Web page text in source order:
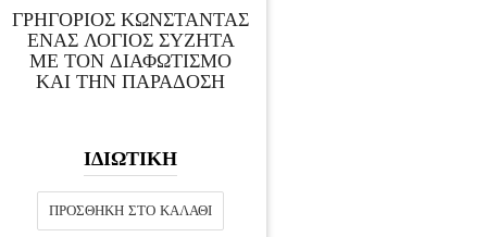
ΓΡΗΓΟΡΙΟΣ ΚΩΝΣΤΑΝΤΑΣ
ΕΝΑΣ ΛΟΓΙΟΣ ΣΥΖΗΤΑ
ΜΕ ΤΟΝ ΔΙΑΦΩΤΙΣΜΟ
ΚΑΙ ΤΗΝ ΠΑΡΑΔΟΣΗ
ΙΔΙΩΤΙΚΗ
ΠΡΟΣΘΉΚΗ ΣΤΟ ΚΑΛΆΘΙ